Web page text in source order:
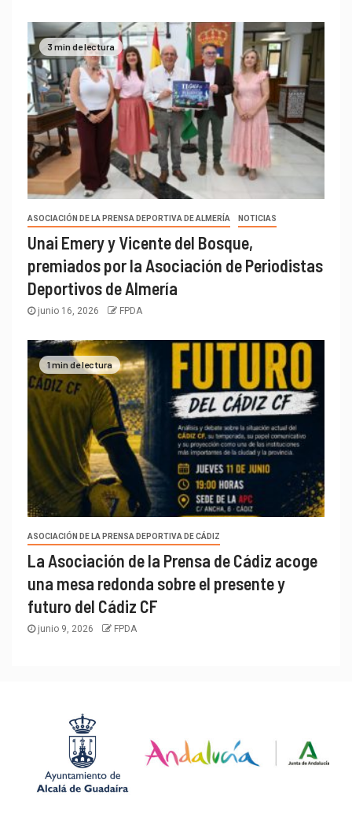
3 min de lectura
ASOCIACIÓN DE LA PRENSA DEPORTIVA DE ALMERÍA NOTICIAS
Unai Emery y Vicente del Bosque,
premiados por la Asociación de Periodistas
Deportivos de Almería
junio 16, 2026 FPDA
1 min de lectura
ASOCIACIÓN DE LA PRENSA DEPORTIVA DE CÁDIZ
La Asociación de la Prensa de Cádiz acoge
una mesa redonda sobre el presente y
futuro del Cádiz CF
junio 9, 2026 FPDA